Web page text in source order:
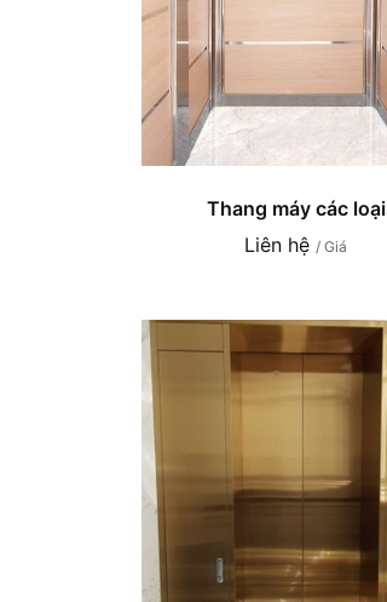
Thang máy các loại
Liên hệ / Giá